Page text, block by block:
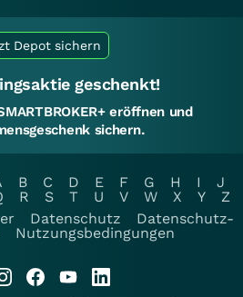
Depot sichern
geschenkt!
eröffnen und
sichern.
B C D E F G H I
J
R S T U V W X Y
Z
Datenschutz
Datenschutz-
Nutzungsbedingungen